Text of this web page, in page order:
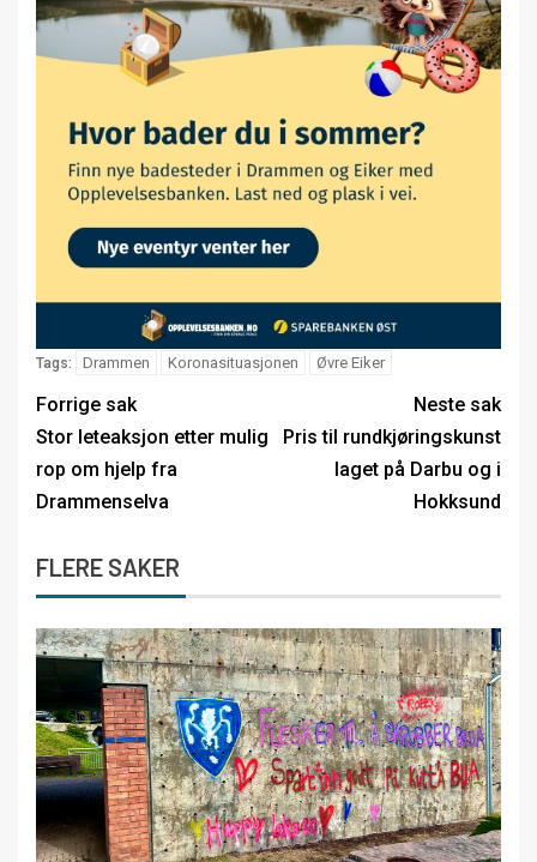
Tags: Drammen Koronasituasjonen Øvre Eiker
Forrige sak
Stor leteaksjon etter mulig
rop om hjelp fra
Drammenselva
Neste sak
Pris til rundkjøringskunst
laget på Darbu og i
Hokksund
FLERE SAKER